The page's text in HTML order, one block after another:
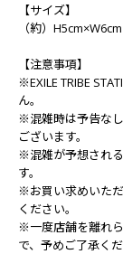
【サイズ】
（約）H5cm×W6cm
【注意事項】
※EXILE TRIBE
ん。
※混雑時は予告な
ございます。
※混雑が予想され
す。
※お買い求めいた
ください。
※一度店舗を離れ
で、予めご了承くだ